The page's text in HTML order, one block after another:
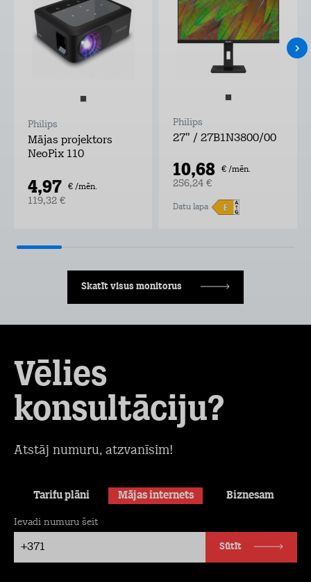
Philips
Mājas projektors
NeoPix 110
4,97 € /mēn.
119,32 €
Philips
27" / 27B1N3800/00
10,68 € /mēn.
256,24 €
Datu lapa
Skatīt visus monitorus
Vēlies
konsultāciju?
Atstāj numuru, atzvanīsim!
Tarifu plāni Mājas internets Biznesam
+371
Ievadi numuru šeit
Sūtīt